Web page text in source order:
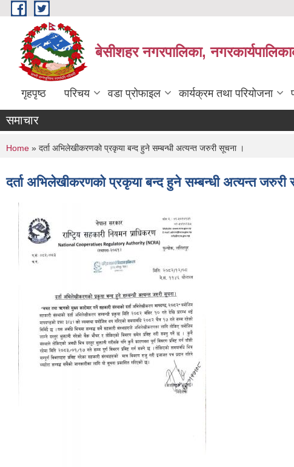
Skip to main content
बेसीशहर नगरपालिका,
गृहपृष्ठ परिचय वडा प्रोफाइल कार्यक्रम तथा परियोजना
समाचार
You are here
Home » दर्ता अभिलेखीकरणको प्रकृया बन्द हुने सम्बन्धी अत्यन्त जरुरी सूचना ।
दर्ता अभिलेखीकरणको प्रकृया बन्द हुने सम्बन्धी अत्यन्त जरुरी